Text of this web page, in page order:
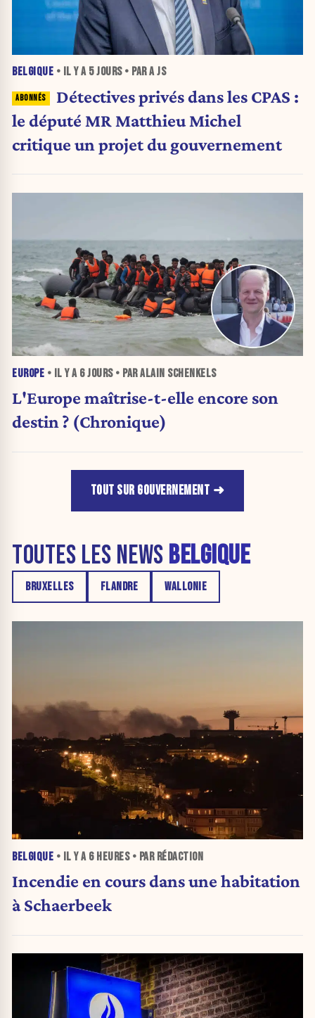
BELGIQUE • IL Y A 5 JOURS• PAR A JS
Détectives privés dans les CPAS :
le député MR Matthieu Michel
critique un projet du gouvernement
EUROPE • IL Y A 6 JOURS• PAR ALAIN SCHENKELS
L'Europe maîtrise-t-elle encore son
destin ? (Chronique)
TOUT SUR GOUVERNEMENT
TOUTES LES NEWS BELGIQUE
BRUXELLES FLANDRE WALLONIE
BELGIQUE • IL Y A 6 HEURES• PAR RÉDACTION
Incendie en cours dans une habitation
à Schaerbeek